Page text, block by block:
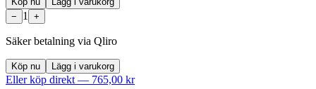
−
1 +
Säker betalning via Qliro
Köp nu Lägg i varukorg
Eller köp direkt — 765,00 kr